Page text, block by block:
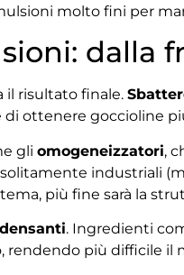
molto fini per
dalla
il risultato finale.
ottenere goccioline
gli omogeneizzatori,
industriali
più fine sarà la
. Ingredienti
più difficile